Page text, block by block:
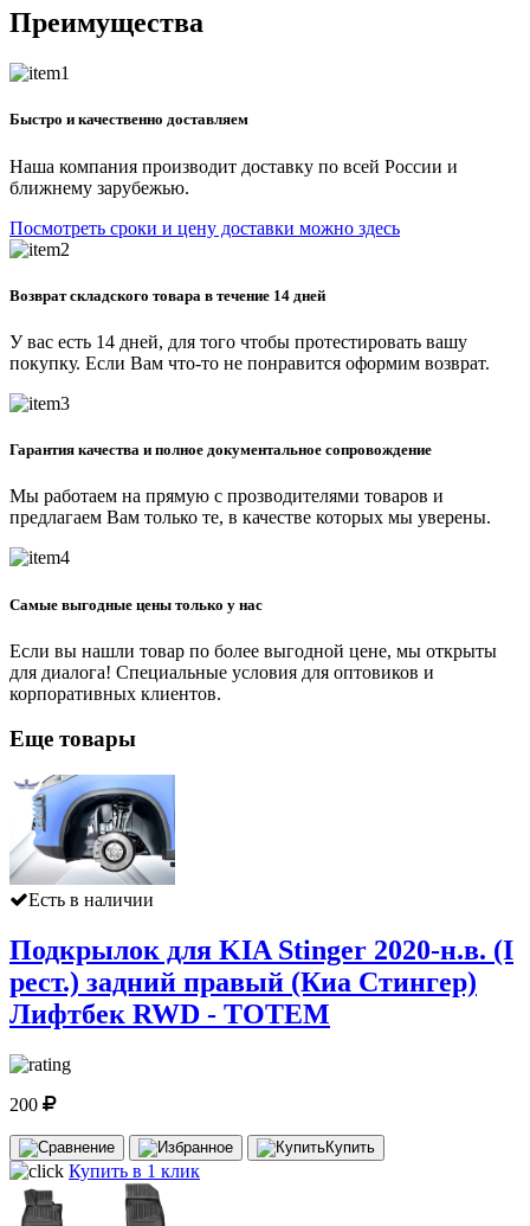
Преимущества
Быстро и качественно доставляем
Наша компания производит доставку по всей России и
ближнему зарубежью.
Посмотреть сроки и цену доставки можно здесь
Возврат складского товара в течение 14 дней
У вас есть 14 дней, для того чтобы протестировать вашу
покупку. Если Вам что-то не понравится оформим возврат.
Гарантия качества и полное документальное сопровождение
Мы работаем на прямую с прозводителями товаров и
предлагаем Вам только те, в качестве которых мы уверены.
Самые выгодные цены только у нас
Если вы нашли товар по более выгодной цене, мы открыты
для диалога! Специальные условия для оптовиков и
корпоративных клиентов.
Еще товары
Есть в наличии
Подкрылок для KIA Stinger 2020-н.в. (I
рест.) задний правый (Киа Стингер)
Лифтбек RWD - TOTEM
200
Купить
Купить в 1 клик